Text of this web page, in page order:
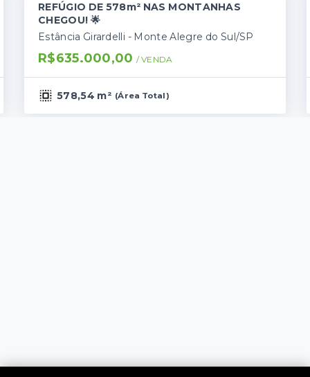
REFÚGIO DE 578m² NAS MONTANHAS
CHEGOU! 🌟
Estância Girardelli - Monte Alegre do Sul/SP
R$635.000,00 / VENDA
578,54 m² (Área Total)